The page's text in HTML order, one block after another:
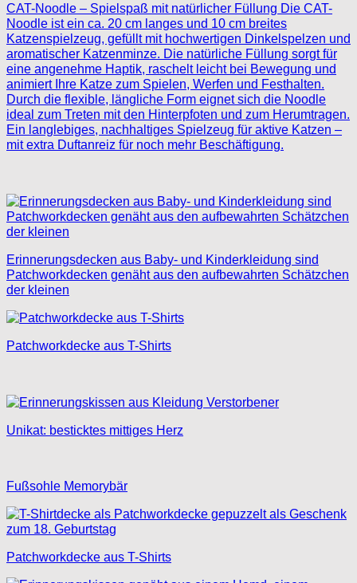
CAT-Noodle – Spielspaß mit natürlicher Füllung Die CAT-
Noodle ist ein ca. 20 cm langes und 10 cm breites
Katzenspielzeug, gefüllt mit hochwertigen Dinkelspelzen und
aromatischer Katzenminze. Die natürliche Füllung sorgt für
eine angenehme Haptik, raschelt leicht bei Bewegung und
animiert Ihre Katze zum Spielen, Werfen und Festhalten.
Durch die flexible, längliche Form eignet sich die Noodle
ideal zum Treten mit den Hinterpfoten und zum Herumtragen.
Ein langlebiges, nachhaltiges Spielzeug für aktive Katzen –
mit extra Duftanreiz für noch mehr Beschäftigung.
Erinnerungsdecken aus Baby- und Kinderkleidung sind
Patchworkdecken genäht aus den aufbewahrten Schätzchen
der kleinen
Patchworkdecke aus T-Shirts
Unikat: besticktes mittiges Herz
Fußsohle Memorybär
Patchworkdecke aus T-Shirts